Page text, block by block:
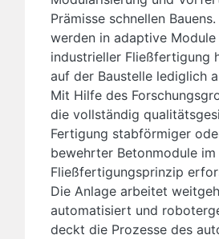
Prämisse schnellen
werden in adaptive
industrieller Fließfertigung
auf der Baustelle lediglich
Mit Hilfe des
die vollständig
Fertigung stabförmiger
bewehrter Betonmodule im
Fließfertigungsprinzip
Die Anlage arbeitet
automatisiert und
deckt die Prozesse des